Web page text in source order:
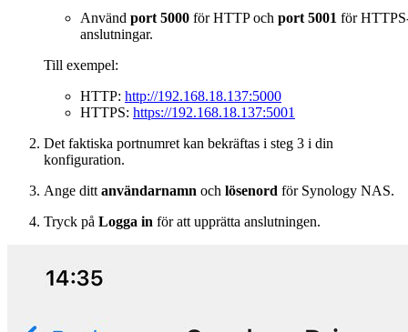
Använd port 5000 för HTTP och port 5001 för
anslutningar.
Till exempel:
HTTP: http://192.168.18.137:5000
HTTPS: https://192.168.18.137:5001
Det faktiska portnumret kan bekräftas i steg 3 i din
konfiguration.
Ange ditt användarnamn och lösenord för Synology NAS.
Tryck på Logga in för att upprätta anslutningen.